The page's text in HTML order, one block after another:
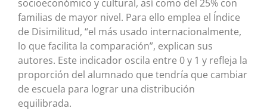
socioeconómico y cultural, así como del 25% con
familias de mayor nivel. Para ello emplea el Índice
de Disimilitud, “el más usado internacionalmente,
lo que facilita la comparación”, explican sus
autores. Este indicador oscila entre 0 y 1 y refleja la
proporción del alumnado que tendría que cambiar
de escuela para lograr una distribución
equilibrada.